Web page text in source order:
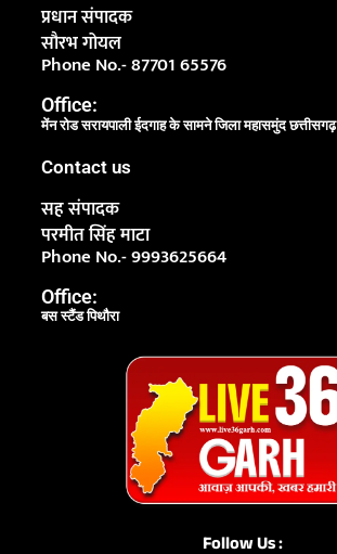
प्रधान संपादक
सौरभ गोयल
Phone No.- 87701 65576
Office:
मेंन रोड सरायपाली ईदगाह के सामने जिला महासमुंद छत्तीसगढ़
Contact us
सह संपादक
परमीत सिंह माटा
Phone No.- 9993625664
Office:
बस स्टैंड पिथौरा
Follow Us :